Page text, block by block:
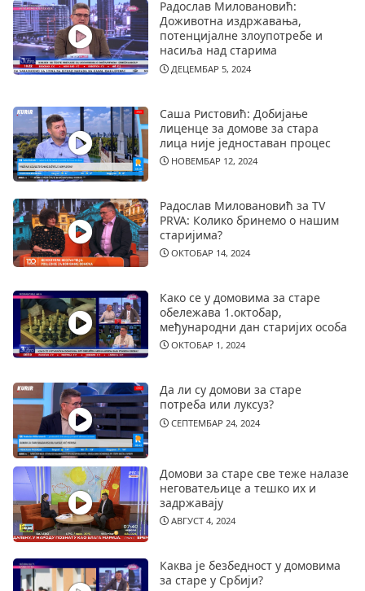
Радослав Миловановић:
Доживотна издржавања,
потенцијалне злоупотребе и
насиља над старима
ДЕЦЕМБАР 5, 2024
Саша Ристовић: Добијање
лиценце за домове за стара
лица није једноставан процес
НОВЕМБАР 12, 2024
Радослав Миловановић за TV
PRVA: Колико бринемо о нашим
старијима?
ОКТОБАР 14, 2024
Како се у домовима за старе
обележава 1.октобар,
међународни дан старијих особа
ОКТОБАР 1, 2024
Да ли су домови за старе
потреба или луксуз?
СЕПТЕМБАР 24, 2024
Домови за старе све теже налазе
неговатељице а тешко их и
задржавају
АВГУСТ 4, 2024
Каква је безбедност у домовима
за старе у Србији?